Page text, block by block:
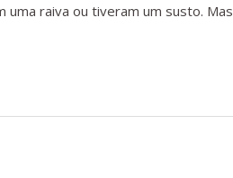
raiva ou tiveram um susto. Mas